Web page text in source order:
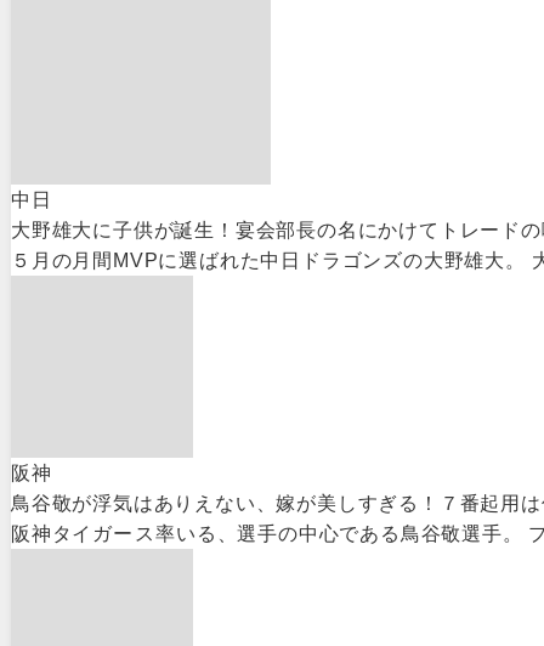
中日
大野雄大に子供が誕生！宴会部長の名にかけてトレード
５月の月間MVPに選ばれた中日ドラゴンズの大野雄大
阪神
鳥谷敬が浮気はありえない、嫁が美しすぎる！７番起用
阪神タイガース率いる、選手の中心である鳥谷敬選手